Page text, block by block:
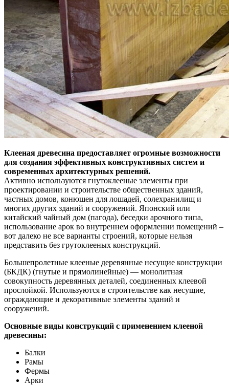
Клееная древесина предоставляет огромные возможности
для создания эффективных конструктивных систем и
современных архитектурных решений.
Активно используются гнутоклееные элементы при
проектировании и строительстве общественных зданий,
частных домов, конюшен для лошадей, солехранилищ и
многих других зданий и сооружений. Японский или
китайский чайный дом (пагода), беседки арочного типа,
использование арок во внутреннем оформлении помещений –
вот далеко не все варианты строений, которые нельзя
представить без грутоклееных конструкций.
Большепролетные клееные деревянные несущие конструкции
(БКДК) (гнутые и прямолинейные) — монолитная
совокупность деревянных деталей, соединенных клеевой
прослойкой. Используются в строительстве как несущие,
ограждающие и декоративные элементы зданий и
сооружений.
Основные виды конструкций с применением клееной
древесины:
Балки
Рамы
Фермы
Арки